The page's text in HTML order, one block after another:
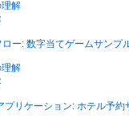
解
ー: 数字当てゲームサンプ
解
プリケーション: ホテル予約